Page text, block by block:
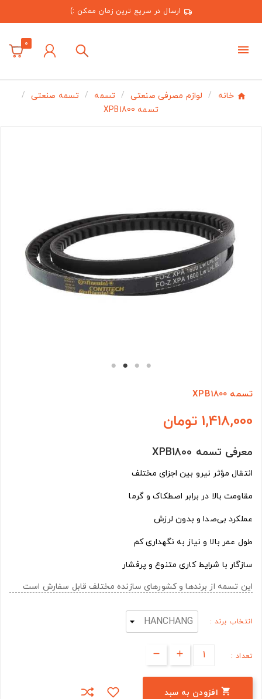
ارسال در سریع ترین زمان ممکن :)
0
خانه لوازم مصرفی صنعتی تسمه
تسمه صنعتی
تسمه XPB1800
تسمه XPB1800
1,418,000 تومان
معرفی تسمه XPB1800
انتقال مؤثر نیرو بین اجزای مختلف
مقاومت بالا در برابر اصطکاک و گرما
عملکرد بی‌صدا و بدون لرزش
طول عمر بالا و نیاز به نگهداری کم
سازگار با شرایط کاری متنوع و پرفشار
این تسمه از برندها و کشورهای سازنده مختلف قابل سفارش است
انتخاب برند :
تعداد :
 افزودن به سبد